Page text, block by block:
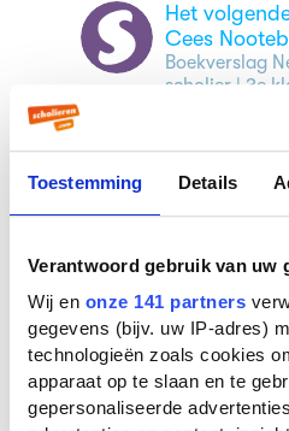
Toestemming Details
Verantwoord gebruik van uw
Wij en onze 141 partners
gegevens (bijv. uw IP-adres)
technologieën zoals cookies
apparaat op te slaan en te
gepersonaliseerde
Het
Cees
Boekverslag
scholier| 3e
Veelgestelde
Het volgende
Wie schreef Het
Het volgende verhaal
Cees Nooteboom
. Er zijn
auteur bekend bij ons.
van deze auteur zijn